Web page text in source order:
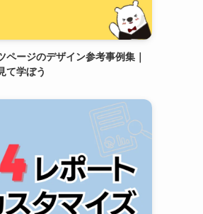
ページのデザイン参考事例集｜
て学ぼう